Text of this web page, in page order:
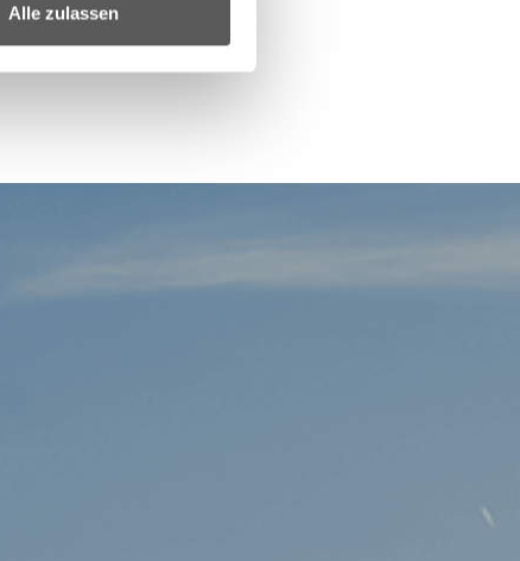
Alle zulassen